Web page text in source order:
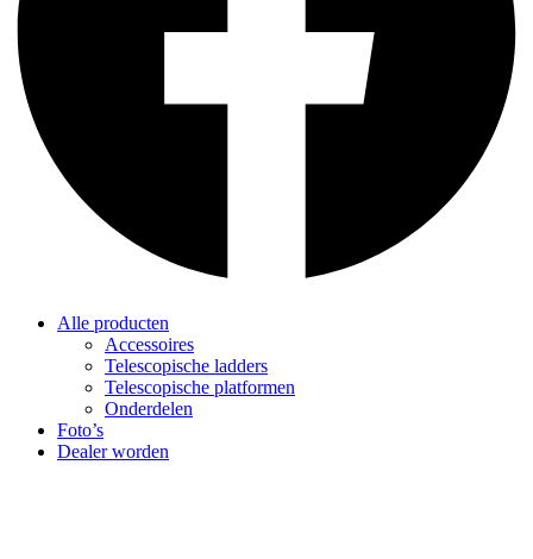
Alle producten
Accessoires
Telescopische ladders
Telescopische platformen
Onderdelen
Foto’s
Dealer worden